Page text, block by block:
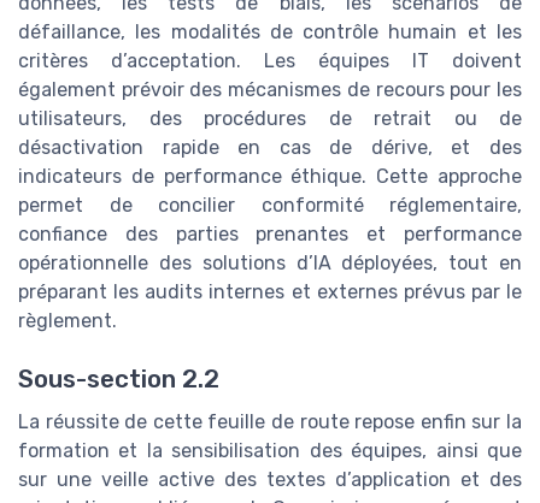
défaillance, les modalités de contrôle humain et les
critères d’acceptation. Les équipes IT doivent
également prévoir des mécanismes de recours pour les
utilisateurs, des procédures de retrait ou de
désactivation rapide en cas de dérive, et des
indicateurs de performance éthique. Cette approche
permet de concilier conformité réglementaire,
confiance des parties prenantes et performance
opérationnelle des solutions d’IA déployées, tout en
préparant les audits internes et externes prévus par le
règlement.
Sous-section 2.2
La réussite de cette feuille de route repose enfin sur la
formation et la sensibilisation des équipes, ainsi que
sur une veille active des textes d’application et des